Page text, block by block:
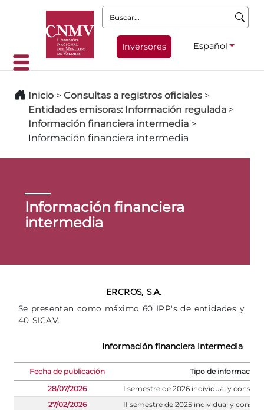
Buscar:
Inversores Español
Inicio > Consultas a registros oficiales >
Entidades emisoras: Información regulada >
Información financiera intermedia >
Información financiera intermedia
Información financiera
intermedia
ERCROS, S.A.
Se presentan como máximo 60 IPP's de entidades y
40 SICAV.
Información financiera intermedia
Fecha de publicación
Tipo de información
28/07/2026
I semestre de 2026 individual y
27/02/2026
II semestre de 2025 individual y